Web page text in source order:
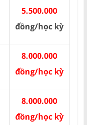
5.500.000
đồng/học kỳ
8.000.000
đồng/học kỳ
8.000.000
đồng/học kỳ